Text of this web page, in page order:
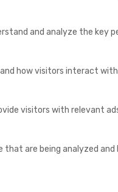
and analyze the
how visitors interact
visitors with relevant
are being analyzed